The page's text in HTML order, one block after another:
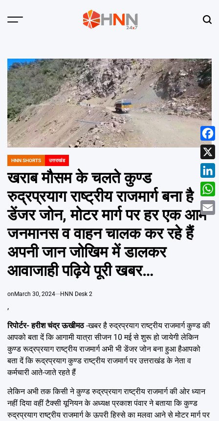
Menu
POSTED
HNN SHORTS उत्तराखंड
खराब मौसम के चलते कुण्ड
रुद्रप्रयाग राष्ट्रीय राजमार्ग बना है
डेंजर जोन, मोटर मार्ग पर हर एक आम
जनमानस व वाहन चालक कर रहे हैं
अपनी जान जोखिम में डालकर
आवाजाही पढ़िये पूरी खबर…
on March 30, 2024 HNN Desk 2
,
रिपोर्टर- हरीश चंद्र ऊखीमठ-खबर है रुद्रप्रयाग राष्ट्रीय राजमार्ग कुण्ड की
आपको बता दें कि आगामी यात्रा सीजन 10 मई से शुरू हो जायेगी लेकिन
कुण्ड रूद्रप्रयाग राष्ट्रीय राजमार्ग अभी भी डेंजर जोन बना हुआ हैआपको
बता दें कि रूद्रप्रयाग कुण्ड राष्ट्रीय राजमार्ग पर उत्तराखंड के नेता व
कर्मचारी आते-जाते रहते हैं
लेकिन अभी तक किसी ने कुण्ड रुद्रप्रयाग राष्ट्रीय राजमार्ग की ओर ध्यान
नहीं दिया वहीं टैक्सी यूनियन के अध्यक्ष प्रकाश पंवार ने बताया कि कुण्ड
रुद्रप्रयाग राष्ट्रीय राजमार्ग के ऊपरी हिस्से का मलवा आने से मोटर मार्ग पर
X